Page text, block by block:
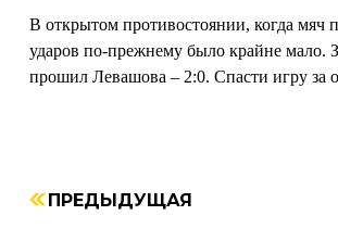
В открытом противостоянии, когда мяч
ударов по-прежнему было крайне мало.
прошил Левашова – 2:0. Спасти игру за
ПРЕДЫДУЩАЯ